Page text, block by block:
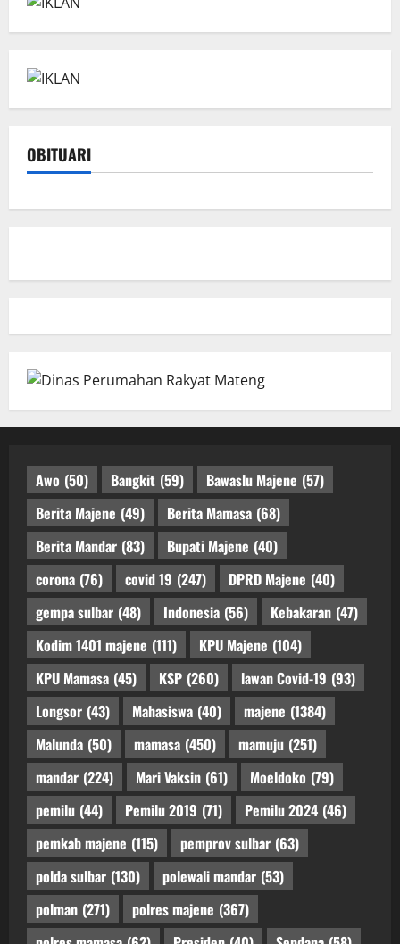
OBITUARI
Awo (50) Bangkit (59) Bawaslu Majene (57)
Berita Majene (49) Berita Mamasa (68)
Berita Mandar (83) Bupati Majene (40)
corona (76) covid 19 (247) DPRD Majene (40)
gempa sulbar (48) Indonesia (56) Kebakaran (47)
Kodim 1401 majene (111) KPU Majene (104)
KPU Mamasa (45) KSP (260) lawan Covid-19 (93)
Longsor (43) Mahasiswa (40) majene (1384)
Malunda (50) mamasa (450) mamuju (251)
mandar (224) Mari Vaksin (61) Moeldoko (79)
pemilu (44) Pemilu 2019 (71) Pemilu 2024 (46)
pemkab majene (115) pemprov sulbar (63)
polda sulbar (130) polewali mandar (53)
polman (271) polres majene (367)